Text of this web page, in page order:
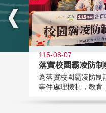
115-08-07
落實校園霸凌防
為落實校園霸凌防制
事件處理機制，教育...